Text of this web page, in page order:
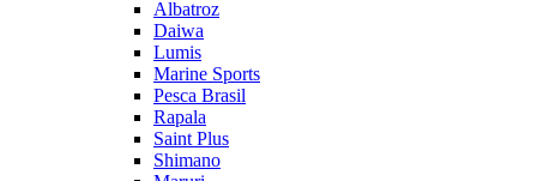
Albatroz
Daiwa
Lumis
Marine Sports
Pesca Brasil
Rapala
Saint Plus
Shimano